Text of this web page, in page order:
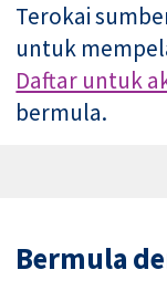
Terokai
untuk
Daftar untuk
bermula.
Bermula